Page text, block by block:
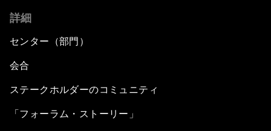
詳細
センター（部門）
会合
ステークホルダーのコミュニティ
「フォーラム・ストーリー」